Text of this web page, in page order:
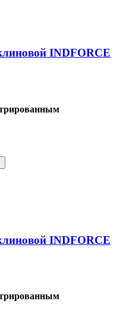
INDFORCE
INDFORCE